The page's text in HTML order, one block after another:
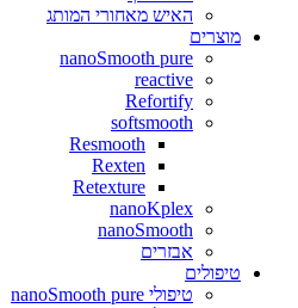
האיש מאחורי המותג
מוצרים
nanoSmooth pure
reactive
Refortify
softsmooth
Resmooth
Rexten
Retexture
nanoKplex
nanoSmooth
אבזרים
טיפולים
טיפולי nanoSmooth pure